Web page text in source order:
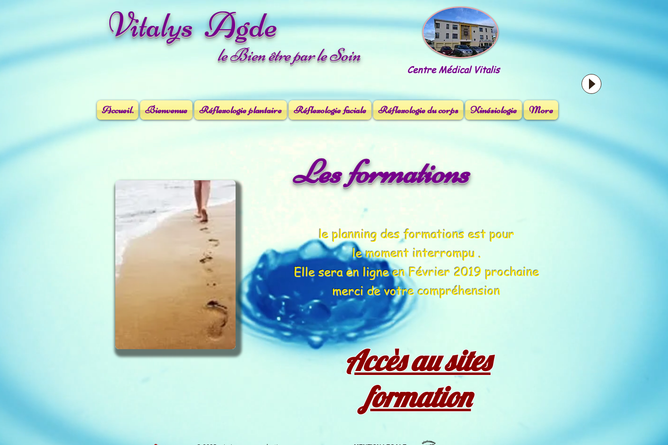
le Bien être par le Soin
Vitalys Agde
Centre Médical Vitalis
Accueil. Bienvenue Réflexologie plantaire Réflexologie faciale Réflexologie du corps Kinésiologie More
Les formations
le planning des formations est pour
le moment interrompu .
Elle sera en ligne en Février 2019 prochaine
merci de votre compréhension
Accès au sites
formation